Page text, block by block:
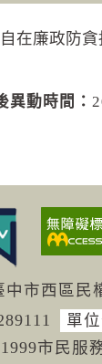
在廉政防
異動時間：
中市西區民
89111 單
1999市民服